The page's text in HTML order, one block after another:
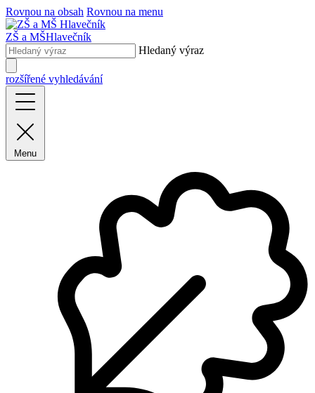
Rovnou na obsah Rovnou na menu
ZŠ a MŠHlavečník
Hledaný výraz
rozšířené vyhledávání
Menu